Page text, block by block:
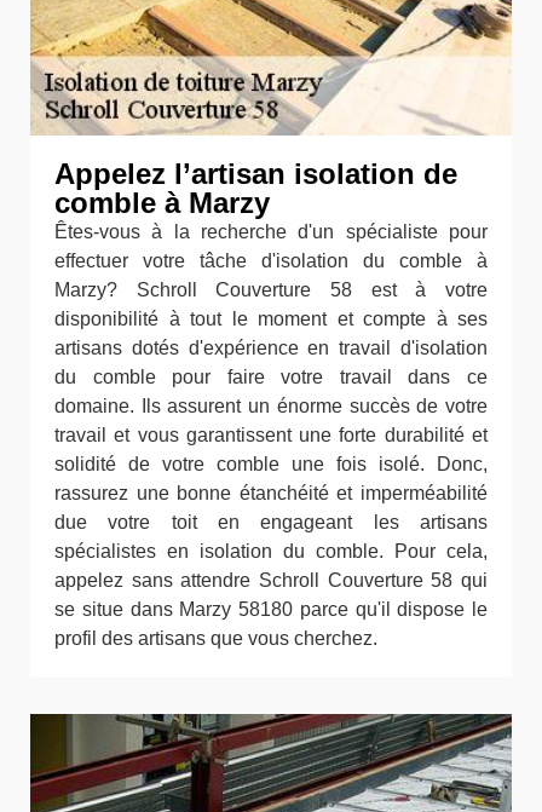
Appelez l’artisan isolation de
comble à Marzy
Êtes-vous à la recherche d'un spécialiste pour
effectuer votre tâche d'isolation du comble à
Marzy? Schroll Couverture 58 est à votre
disponibilité à tout le moment et compte à ses
artisans dotés d'expérience en travail d'isolation
du comble pour faire votre travail dans ce
domaine. Ils assurent un énorme succès de votre
travail et vous garantissent une forte durabilité et
solidité de votre comble une fois isolé. Donc,
rassurez une bonne étanchéité et imperméabilité
due votre toit en engageant les artisans
spécialistes en isolation du comble. Pour cela,
appelez sans attendre Schroll Couverture 58 qui
se situe dans Marzy 58180 parce qu'il dispose le
profil des artisans que vous cherchez.